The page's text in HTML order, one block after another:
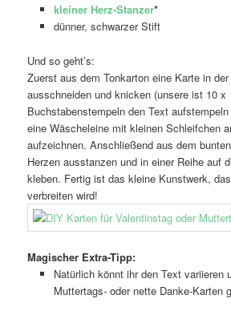
kleiner Herz-Stanzer*
dünner, schwarzer Stift
Und so geht’s:
Zuerst aus dem Tonkarton eine Karte in
ausschneiden und knicken (unsere ist 10 x
Buchstabenstempeln den Text
eine Wäscheleine mit kleinen Schleifchen
aufzeichnen. Anschließend aus dem
Herzen ausstanzen und in einer Reihe auf
kleben. Fertig ist das kleine Kunstwerk,
verbreiten wird!
Magischer Extra-Tipp:
Natürlich könnt ihr den Text variieren
Muttertags- oder nette Danke-Karten